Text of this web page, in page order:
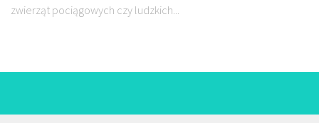
zwierząt pociągowych czy ludzkich...